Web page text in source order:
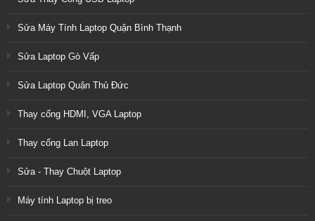
Sửa Máy Tính Laptop Quận Bình Thạnh
Sửa Laptop Gò Vấp
Sửa Laptop Quận Thủ Đức
Thay cổng HDMI, VGA Laptop
Thay cổng Lan Laptop
Sửa - Thay Chuột Laptop
Máy tính Laptop bị treo